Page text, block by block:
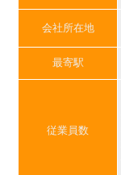
会社所在地
最寄駅
従業員数